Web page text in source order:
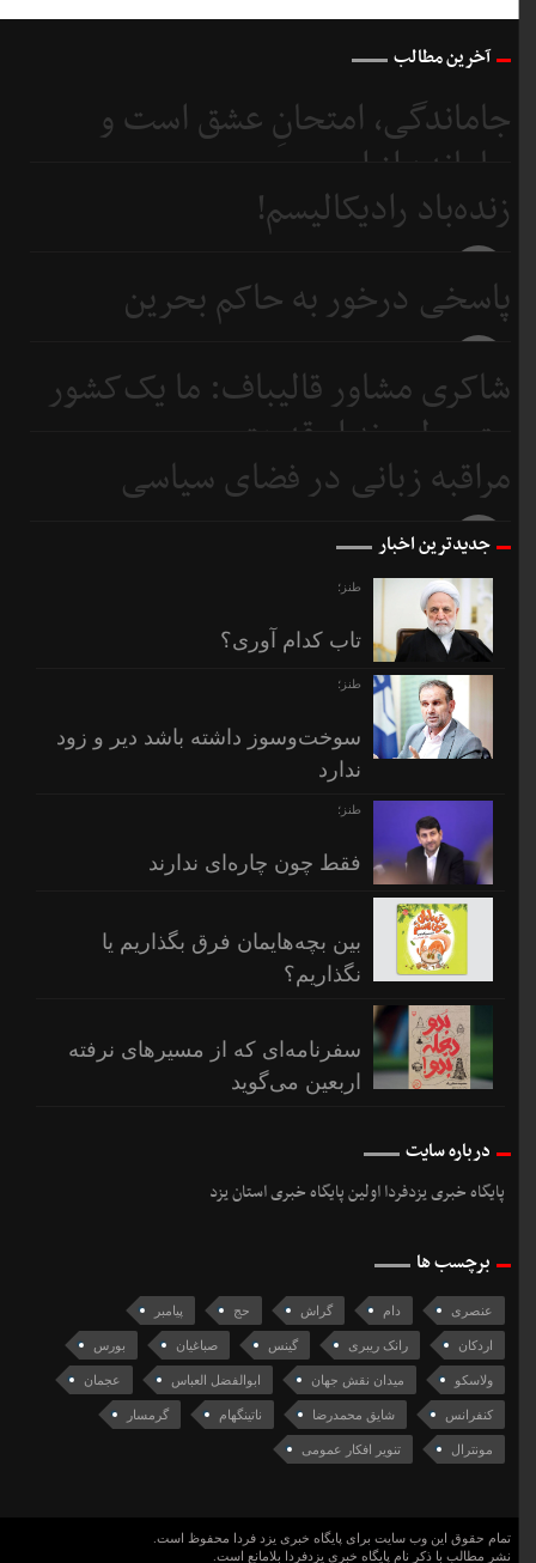
آخرین مطالب
جاماندگی، امتحانِ عشق است و
جامانده از اربعین...
4 روز
زنده‌باد رادیکالیسم!
پاسخی درخور به حاکم بحرین
شاکری مشاور قالیباف: ما یک‌کشور
متوسطیم نه ابرقدرت
7 روز
مراقبه زبانی در فضای سیاسی
قبل
جدیدترین اخبار
طنز؛
تاب کدام آوری؟
طنز؛
سوخت‌وسوز داشته باشد دیر و زود
ندارد
طنز؛
فقط چون چاره‌ای ندارند
بین بچه‌هایمان فرق بگذاریم یا
نگذاریم؟
سفرنامه‌ای که از مسیرهای نرفته
اربعین می‌گوید
درباره سایت
پایگاه خبری یزدفردا اولین پایگاه خبری استان یزد
برچسب ها
عنصری دام گراش پیامبر
اردکان رانک ریبری گینس صباغیان بورس
ولاسکو میدان نقش جهان ابوالفضل العباس عجمان
کنفرانس شایق محمدرضا ناتینگهام گرمسار
مونترال تنویر افکار عمومی
تمام حقوق این وب سایت برای پایگاه خبری یزد فردا محفوظ است.
نشر مطالب با ذکر نام پایگاه خبری یزدفردا بلامانع است.